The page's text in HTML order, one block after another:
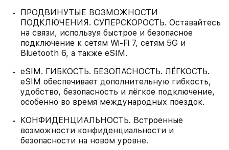
ПРОДВИНУТЫЕ ВОЗМОЖНОСТИ
ПОДКЛЮЧЕНИЯ. СУПЕРСКОРОСТЬ. Оставайтесь
на связи, используя быстрое и безопасное
подключение к сетям Wi-Fi 7, сетям 5G и
Bluetooth 6, а также eSIM.
eSIM. ГИБКОСТЬ. БЕЗОПАСНОСТЬ. ЛЁГКОСТЬ.
eSIM обеспечивает дополнительную гибкость,
удобство, безопасность и лёгкое подключение,
особенно во время международных поездок.
КОНФИДЕНЦИАЛЬНОСТЬ. Встроенные
возможности конфиденциальности и
безопасности на новом уровне.